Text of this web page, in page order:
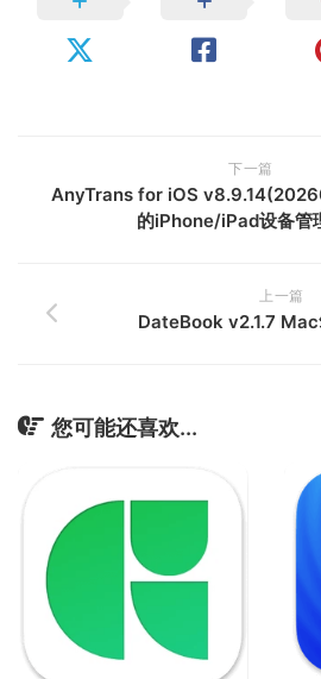
下一篇
AnyTrans for iOS
的iPhone/iPad设备管
上一篇
DateBook v2.1.7 Mac
您可能还喜欢...